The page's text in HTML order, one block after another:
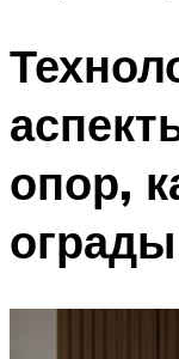
опор,
ограды